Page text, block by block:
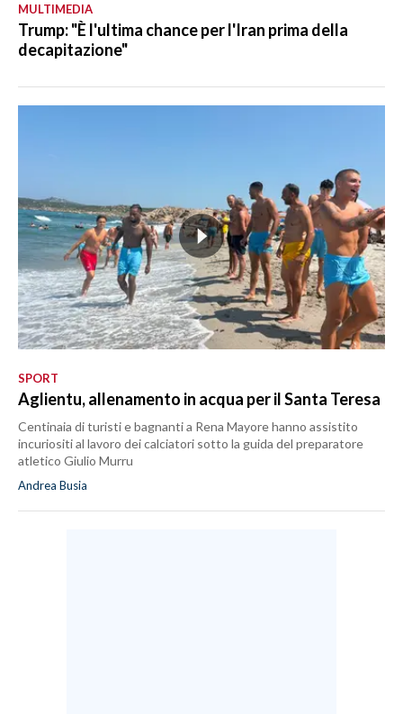
MULTIMEDIA
Trump: "È l'ultima chance per l'Iran prima della
decapitazione"
SPORT
Aglientu, allenamento in acqua per il Santa Teresa
Centinaia di turisti e bagnanti a Rena Mayore hanno assistito
incuriositi al lavoro dei calciatori sotto la guida del preparatore
atletico Giulio Murru
Andrea Busia